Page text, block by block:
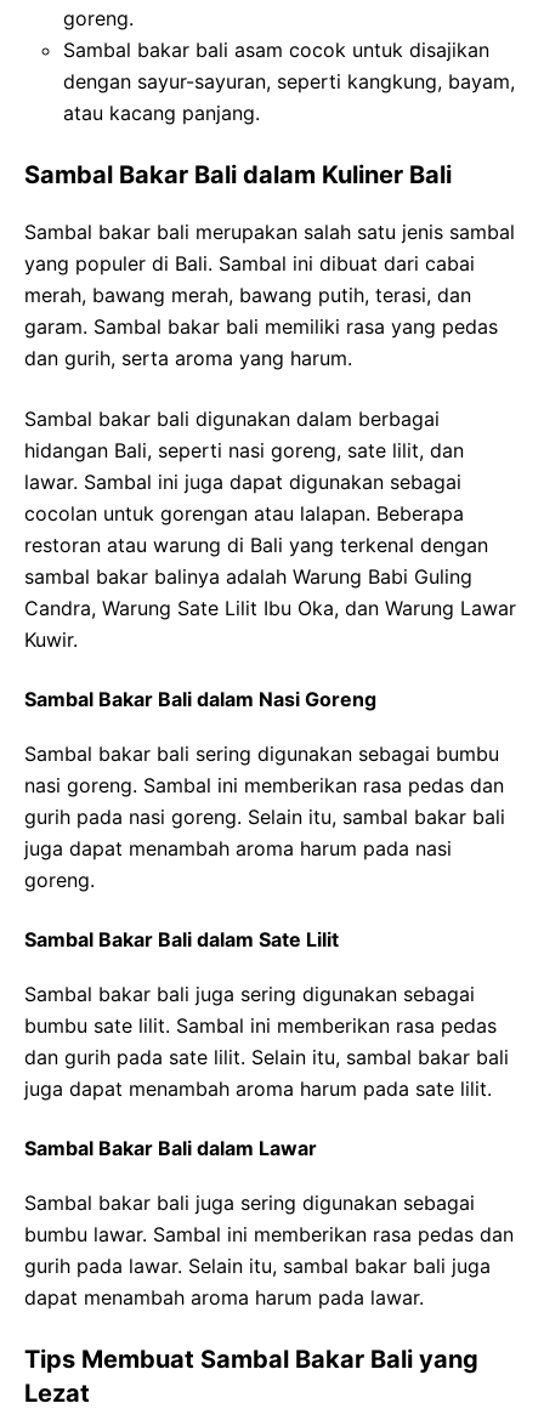
goreng.
Sambal bakar bali asam cocok untuk disajikan
dengan sayur-sayuran, seperti kangkung, bayam,
atau kacang panjang.
Sambal Bakar Bali dalam Kuliner Bali
Sambal bakar bali merupakan salah satu jenis sambal
yang populer di Bali. Sambal ini dibuat dari cabai
merah, bawang merah, bawang putih, terasi, dan
garam. Sambal bakar bali memiliki rasa yang pedas
dan gurih, serta aroma yang harum.
Sambal bakar bali digunakan dalam berbagai
hidangan Bali, seperti nasi goreng, sate lilit, dan
lawar. Sambal ini juga dapat digunakan sebagai
cocolan untuk gorengan atau lalapan. Beberapa
restoran atau warung di Bali yang terkenal dengan
sambal bakar balinya adalah Warung Babi Guling
Candra, Warung Sate Lilit Ibu Oka, dan Warung Lawar
Kuwir.
Sambal Bakar Bali dalam Nasi Goreng
Sambal bakar bali sering digunakan sebagai bumbu
nasi goreng. Sambal ini memberikan rasa pedas dan
gurih pada nasi goreng. Selain itu, sambal bakar bali
juga dapat menambah aroma harum pada nasi
goreng.
Sambal Bakar Bali dalam Sate Lilit
Sambal bakar bali juga sering digunakan sebagai
bumbu sate lilit. Sambal ini memberikan rasa pedas
dan gurih pada sate lilit. Selain itu, sambal bakar bali
juga dapat menambah aroma harum pada sate lilit.
Sambal Bakar Bali dalam Lawar
Sambal bakar bali juga sering digunakan sebagai
bumbu lawar. Sambal ini memberikan rasa pedas dan
gurih pada lawar. Selain itu, sambal bakar bali juga
dapat menambah aroma harum pada lawar.
Tips Membuat Sambal Bakar Bali yang
Lezat